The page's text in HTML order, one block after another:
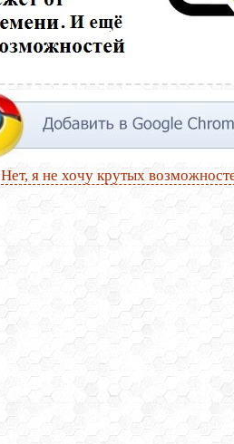
Нет, я не хочу крутых